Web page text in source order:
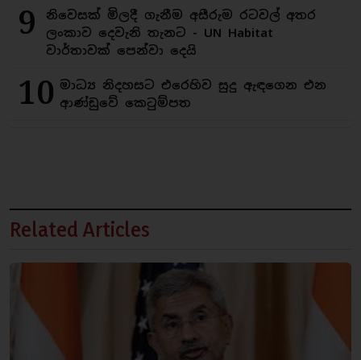
9
නිවෙසක් මිලදී ගැනීම අසීරුම රටවල් අතර
ලංකාව දෙවැනි තැනට - UN Habitat
වාර්තාවක් පෙන්වා දෙයි
10 මාධ්‍ය නිදහසට එරෙහිව සුදු ඇඳගෙන එන
ආණ්ඩුවේ කෙටුම්පත
Related Articles